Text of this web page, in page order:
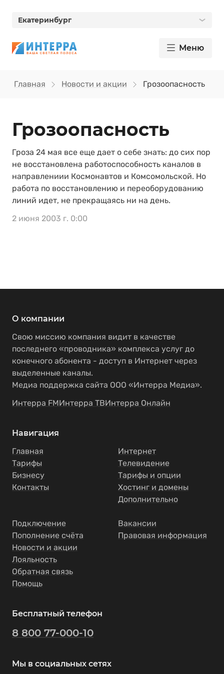
Екатеринбург
Меню
Главная Новости и акции Грозоопасность
Грозоопасность
Гроза 24 мая все еще дает о себе знать: до сих пор
не восстановлена работоспособность каналов в
направлениии Космонавтов и Комсомольской. Но
работа по восстановлению и переоборудованию
линий идет, не прекращаясь ни на день.
2 июня 2003 г. 0:00
О компании
Свою миссию компания видит в качестве
последнего «проводника» комплекса услуг до
конечного абонента - доступ в Интернет через
выделенные каналы.
Медиа поддержка сайта ООО «Интерра Медиа».
Интерра FMИнтерра ТВИнтерра Онлайн
Навигация
Главная
Тарифы
Бизнесу
Контакты
Интернет
Телевидение
Тарифы и опции
Хостинг и домены
Дополнительно
Подключение
Пополнение счёта
Новости и акции
Лояльность
Обратная связь
Помощь
Вакансии
Правовая информация
Бесплатный телефон
8 800 77-000-10
Мы в социальных сетях